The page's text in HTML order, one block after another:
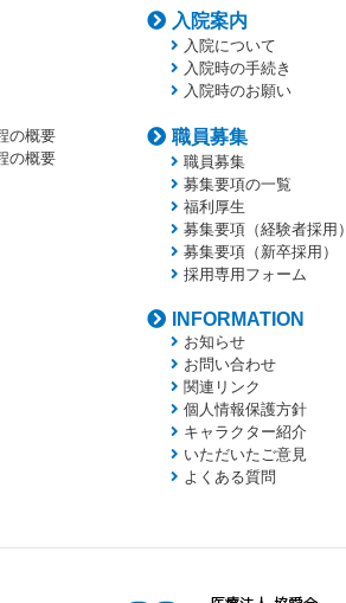
の概要
の概要
入院案内
入院について
入院時の手続き
入院時のお願い
職員募集
職員募集
募集要項の一覧
福利厚生
募集要項（経験者採用）
募集要項（新卒採用）
採用専用フォーム
INFORMATION
お知らせ
お問い合わせ
関連リンク
個人情報保護方針
キャラクター紹介
いただいたご意見
よくある質問